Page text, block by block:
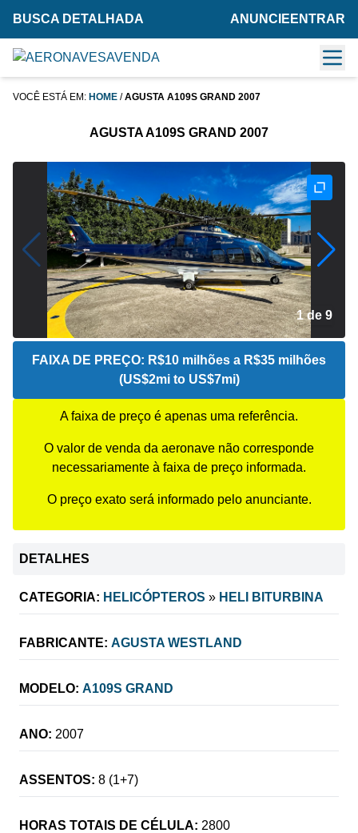
BUSCA DETALHADA ANUNCIE ENTRAR
VOCÊ ESTÁ EM: HOME /AGUSTA A109S GRAND 2007
AGUSTA A109S GRAND 2007
2 de 9
FAIXA DE PREÇO: R$10 milhões a R$35 milhões
(US$2mi to US$7mi)
A faixa de preço é apenas uma referência.
O valor de venda da aeronave não corresponde
necessariamente à faixa de preço informada.
O preço exato será informado pelo anunciante.
DETALHES
CATEGORIA: HELICÓPTEROS » HELI BITURBINA
FABRICANTE: AGUSTA WESTLAND
MODELO: A109S GRAND
ANO: 2007
ASSENTOS: 8 (1+7)
HORAS TOTAIS DE CÉLULA: 2800